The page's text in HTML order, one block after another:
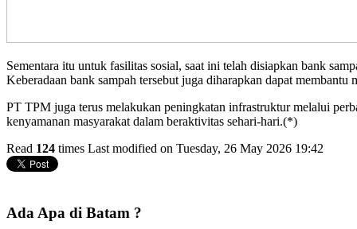
Sementara itu untuk fasilitas sosial, saat ini telah disiapkan bank
Keberadaan bank sampah tersebut juga diharapkan dapat
PT TPM juga terus melakukan peningkatan infrastruktur melalui
kenyamanan masyarakat dalam beraktivitas sehari-hari.(*)
Read 124 times Last modified on Tuesday, 26 May 2026 19:42
Ada Apa di Batam ?